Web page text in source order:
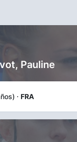
Pauline
· FRA